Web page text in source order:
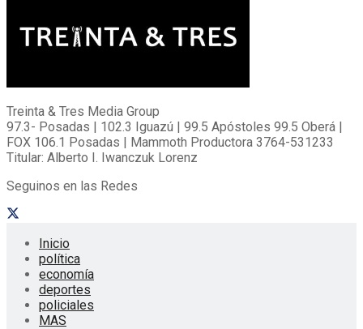
Treinta & Tres Media Group
97.3- Posadas | 102.3 Iguazú | 99.5 Apóstoles 99.5 Oberá |
FOX 106.1 Posadas | Mammoth Productora 3764-531233
Titular: Alberto I. Iwanczuk Lorenz
Seguinos en las Redes
Inicio
política
economía
deportes
policiales
MAS